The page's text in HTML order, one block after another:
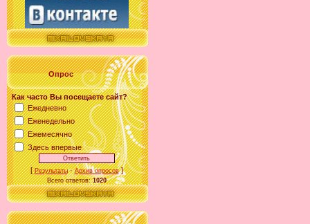
Опрос
Как часто Вы посещаете сайт?
Ежедневно
Еженедельно
Ежемесячно
Здесь впервые
[Результаты·Архив опросов]
Всего ответов:1020